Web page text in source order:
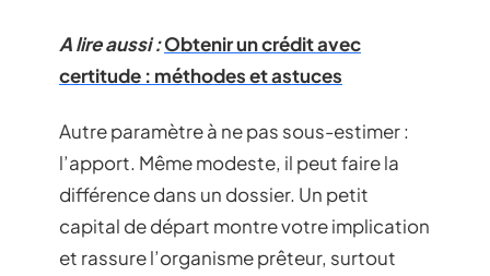
A lire aussi :Obtenir un crédit avec
certitude : méthodes et astuces
Autre paramètre à ne pas sous-estimer :
l’apport. Même modeste, il peut faire la
différence dans un dossier. Un petit
capital de départ montre votre implication
et rassure l’organisme prêteur, surtout